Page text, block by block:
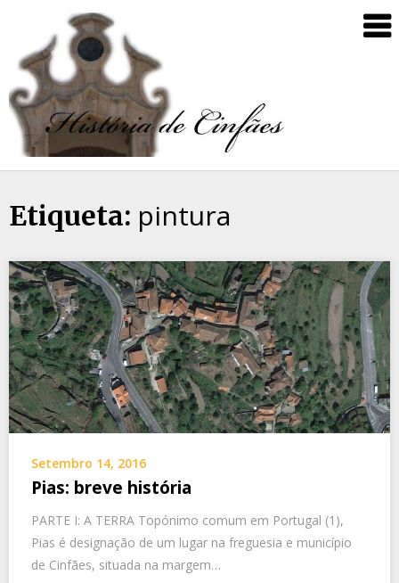
Etiqueta: pintura
Setembro 14, 2016
Pias: breve história
PARTE I: A TERRA Topónimo comum em Portugal (1),
Pias é designação de um lugar na freguesia e município
de Cinfães, situada na margem…